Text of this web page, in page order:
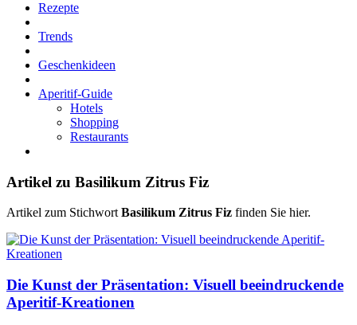
Rezepte
Trends
Geschenkideen
Aperitif-Guide
Hotels
Shopping
Restaurants
Artikel zu Basilikum Zitrus Fiz
Artikel zum StichwortBasilikum Zitrus Fiz finden Sie hier.
Die Kunst der Präsentation: Visuell beeindruckende
Aperitif-Kreationen